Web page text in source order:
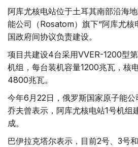
阿库尤核电站位于土耳其南部沿海
能公司（Rosatom）旗下“阿库尤核
国政府间协议负责建设。
项目共建设4台采用VVER-1200型
机组，每台装机容量1200兆瓦，核
4800兆瓦。
今年6月22日，俄罗斯国家原子能公
乔夫曾表示，阿库尤核电站1号机组
成。
巴伊拉克塔尔表示，目前2号、3号